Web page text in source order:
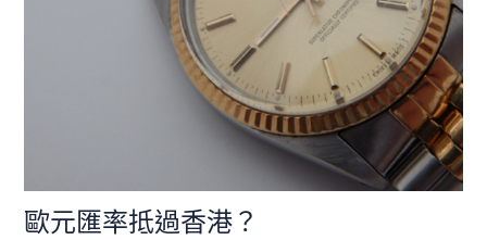
歐元匯率抵過香港？